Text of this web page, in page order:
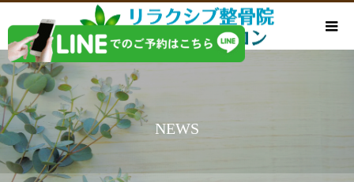
NEWS